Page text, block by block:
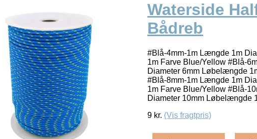
Waterside
Bådreb
#Blå-4mm-1m Længde 1m
1m Farve Blue/Yellow #Blå-
Diameter 6mm Løbelængde
#Blå-8mm-1m Længde 1m
1m Farve Blue/Yellow #Blå-
Diameter 10mm Løbelængde
9 kr. (Vis fragtpris)